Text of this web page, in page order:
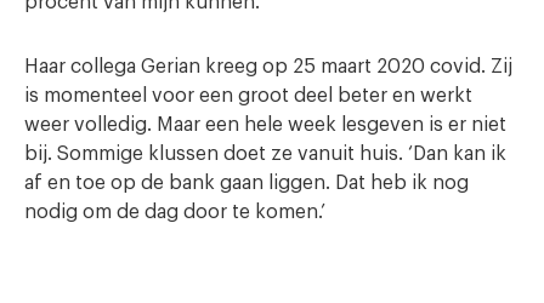
Haar collega Gerian kreeg op 25 maart 2020 covid. Zij
is momenteel voor een groot deel beter en werkt
weer volledig. Maar een hele week lesgeven is er niet
bij. Sommige klussen doet ze vanuit huis. ‘Dan kan ik
af en toe op de bank gaan liggen. Dat heb ik nog
nodig om de dag door te komen.’